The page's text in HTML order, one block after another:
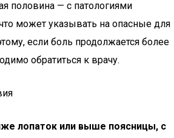
половина — с патологиями
может указывать на опасные для
если боль продолжается более
обратиться к врачу.
лопаток или выше поясницы, с